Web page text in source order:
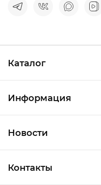
Каталог
Информация
Новости
Контакты